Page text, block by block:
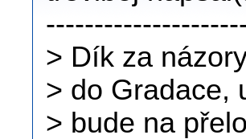
> Dík za
> do Gradace,
> bude na